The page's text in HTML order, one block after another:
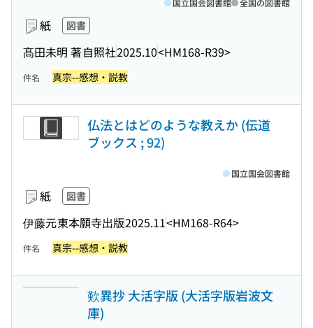
紙 図書
髙田未明 著自照社2025.10<HM168-R39>
国立国会図書館 全国の図書館
件名 真宗--感想・説教
仏法とはどのような教えか (伝道
ブックス ; 92)
紙 図書
伊藤元東本願寺出版2025.11<HM168-R64>
国立国会図書館
件名 真宗--感想・説教
歎異抄 大活字版 (大活字版岩波文
庫)